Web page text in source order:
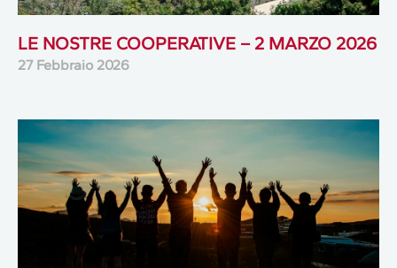
LE NOSTRE COOPERATIVE – 2 MARZO 2026
27 Febbraio 2026